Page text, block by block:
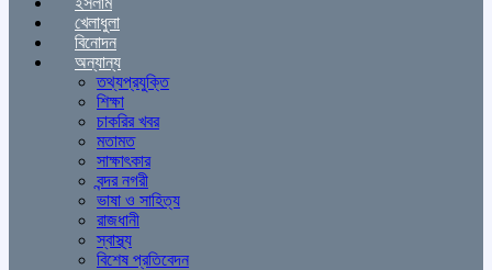
খেলাধুলা
বিনোদন
অন্যান্য
তথ্যপ্রযুক্তি
শিক্ষা
চাকরির খবর
মতামত
সাক্ষাৎকার
বন্দর নগরী
ভাষা ও সাহিত্য
রাজধানী
স্বাস্থ্য
বিশেষ প্রতিবেদন